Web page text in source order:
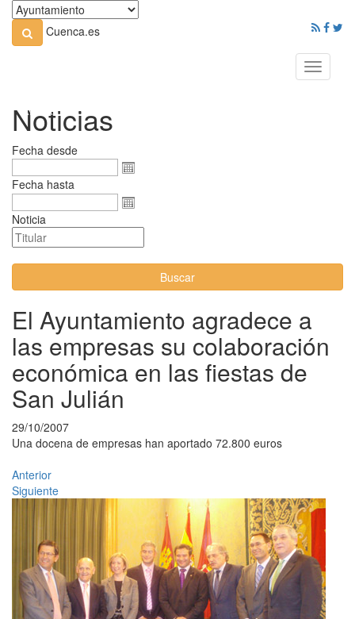
Cuenca.es
Toggle
Noticias
Fecha desde
Fecha hasta
Noticia
Buscar
El Ayuntamiento agradece a
las empresas su colaboración
económica en las fiestas de
San Julián
29/10/2007
Una docena de empresas han aportado 72.800 euros
Anterior
Siguiente